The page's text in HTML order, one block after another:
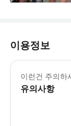
이용정보
이런건 주의하
유의사항